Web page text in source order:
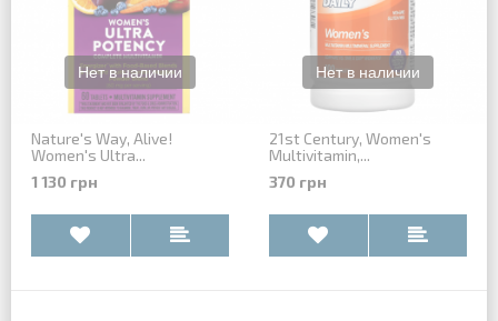
Nature's Way, Alive!
Women's Ultra...
1 130 грн
21st Century, Women's
Multivitamin,...
370 грн